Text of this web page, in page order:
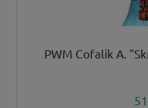
PWM Cofalik A.